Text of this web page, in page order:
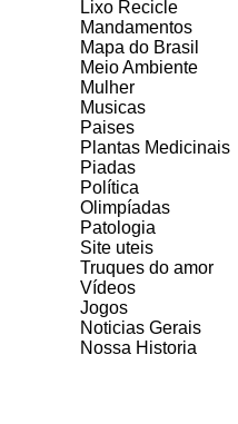
Lixo Recicle
Mandamentos
Mapa do Brasil
Meio Ambiente
Mulher
Musicas
Paises
Plantas Medicinais
Piadas
Política
Olimpíadas
Patologia
Site uteis
Truques do amor
Vídeos
Jogos
Noticias Gerais
Nossa Historia